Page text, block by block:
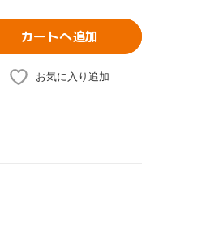
カートへ追加
お気に入り追加